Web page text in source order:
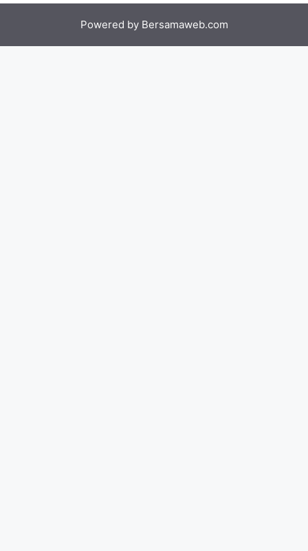
Powered by Bersamaweb.com